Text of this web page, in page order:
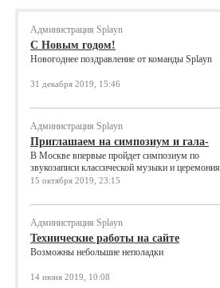
Администрация Splayn
С Новым годом!
Новогоднее поздравление от команды Splayn
31 декабря 2019, 15:46
Администрация Splayn
Приглашаем на симпозиум и гала-
концерт премии «Чистый звук»
В Москве впервые пройдет симпозиум по
звукозаписи классической музыки и церемония
награжде
15 октября 2019, 23:15
Администрация Splayn
Технические работы на сайте
Возможны небольшие неполадки
14 июня 2019, 10:08